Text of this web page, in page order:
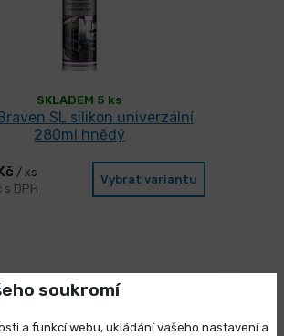
SKLADEM 5 ks
SL silikon univerzální
280ml hnědý
/ ks
s DPH
Vybrat variantu
soukromí
a funkcí webu, ukládání vašeho nastavení a